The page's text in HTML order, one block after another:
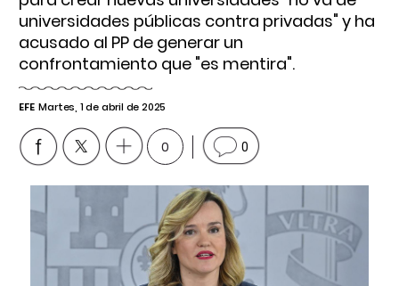
universidades públicas contra privadas" y ha
acusado al PP de generar un
confrontamiento que "es mentira".
EFE Martes, 1 de abril de 2025
0 0